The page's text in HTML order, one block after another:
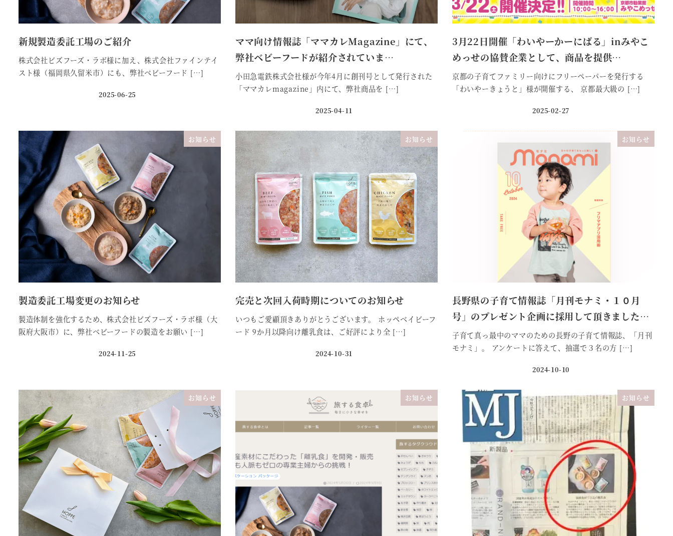
新規製造委託工場のご紹介
株式会社ビズフーズ・ラボ様に加え、株式会社ファインテイ
スト様（福岡県久留米市）にも、弊社ベビーフード […]
投稿日
2025-06-25
ママ向け情報誌「ママカレMagazine」にて、
弊社ベビーフードが紹介されていま…
小田急電鉄株式会社様が今年4月に創刊号として発行された
「ママカレmagazine」内にて、弊社商品を […]
投稿日
2025-04-11
3月22日開催「わいやーかーにばる」inみやこ
めっせの協賛企業として、商品を提供…
京都の子育てファミリー向けにフリーペーパーを発行する
「わいやーきょうと」様が開催する、 京都最大級の […]
投稿日
2025-02-27
お知らせ
製造委託工場変更のお知らせ
製造体制を強化するため、株式会社ビズフーズ・ラボ様（大
阪府大阪市）に、弊社ベビーフードの製造をお願い […]
投稿日
2024-11-25
お知らせ
完売と次回入荷時期についてのお知らせ
いつもご愛顧頂きありがとうございます。 ホッペベイビーフ
ード 9か月以降向け離乳食は、ご好評により全 […]
投稿日
2024-10-31
お知らせ
長野県の子育て情報誌「月刊モナミ・１０月
号」のプレゼント企画に採用して頂きました…
子育て真っ最中のママのための長野の子育て情報誌、「月刊
モナミ」。 アンケートに答えて、抽選で３名の方 […]
投稿日
2024-10-10
お知らせ お知らせ お知らせ